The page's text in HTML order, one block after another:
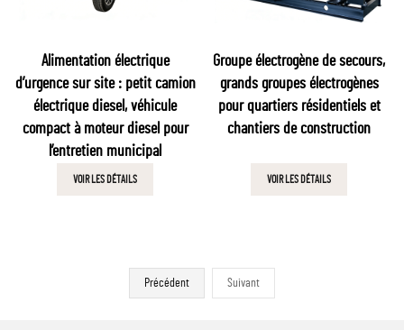
Alimentation électrique
d’urgence sur site : petit camion
électrique diesel, véhicule
compact à moteur diesel pour
l’entretien municipal
VOIR LES DÉTAILS
Groupe électrogène de secours,
grands groupes électrogènes
pour quartiers résidentiels et
chantiers de construction
VOIR LES DÉTAILS
Précédent Suivant